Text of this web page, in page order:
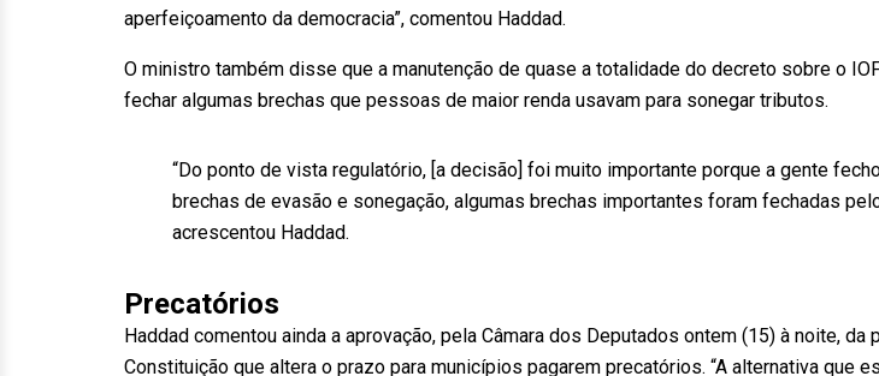
aperfeiçoamento da democracia”, comentou Haddad.
O ministro também disse que a manutenção de quase a totalidade do decreto sobre o
fechar algumas brechas que pessoas de maior renda usavam para sonegar tributos.
“Do ponto de vista regulatório, [a decisão] foi muito importante porque a gente
brechas de evasão e sonegação, algumas brechas importantes foram fechadas
acrescentou Haddad.
Precatórios
Haddad comentou ainda a aprovação, pela Câmara dos Deputados ontem (15) à noite, da
Constituição que altera o prazo para municípios pagarem precatórios. “A alternativa que